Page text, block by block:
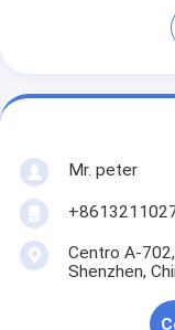
Mr. peter
Centro A-
Shenzhen,